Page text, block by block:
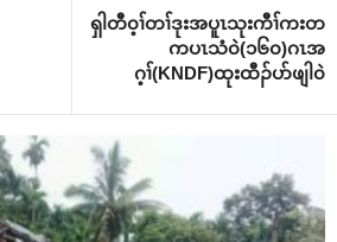
ရှါတီ၀့ၢ်တၢ်ဒုးအပူၤသုးကီၢ်ကးတ
ကပၤသံ၀ဲ(၁၆၀)ဂၤအ
ဂ့ၢ်(KNDF)ထုးထီၣ်ပာ်ဖျါ၀ဲ